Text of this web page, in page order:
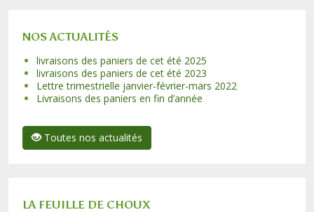
NOS ACTUALITÉS
livraisons des paniers de cet été 2025
livraisons des paniers de cet été 2023
Lettre trimestrielle janvier-février-mars 2022
Livraisons des paniers en fin d’année
Toutes nos actualités
LA FEUILLE DE CHOUX